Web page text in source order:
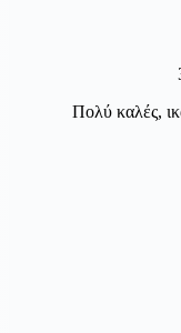
Πολύ καλές,